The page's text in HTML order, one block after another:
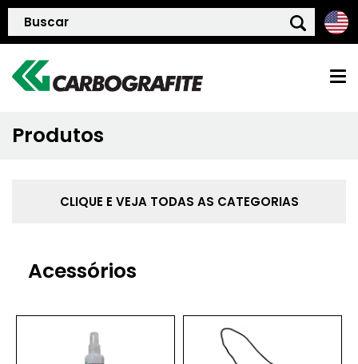
QUEM SOMOS
Produtos
CLIQUE E VEJA TODAS AS CATEGORIAS
Acessórios